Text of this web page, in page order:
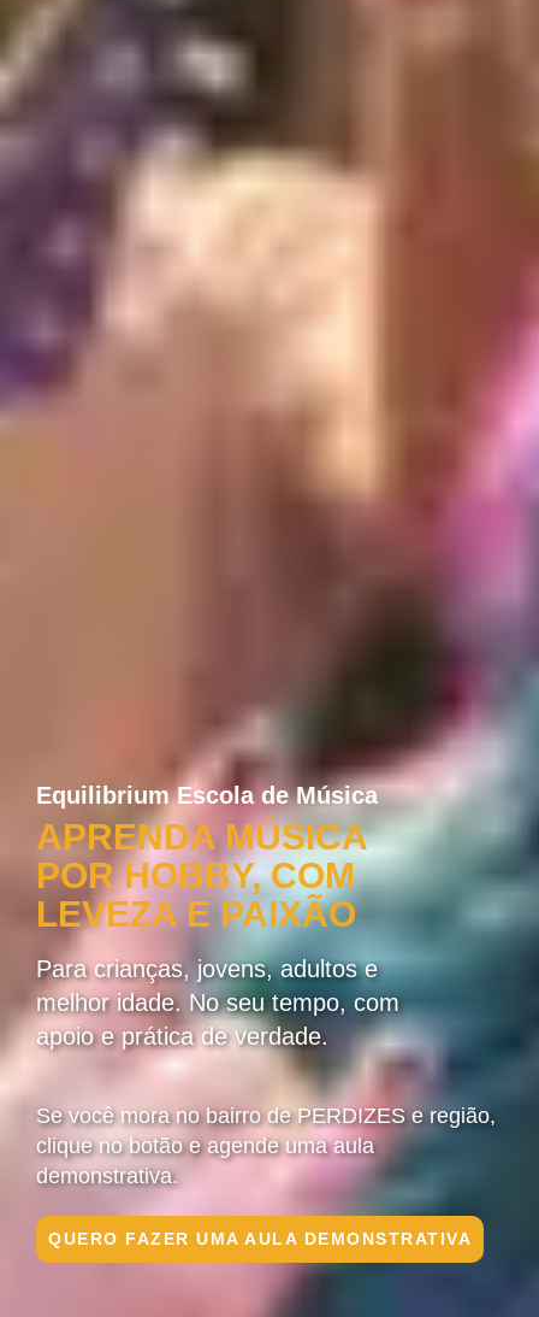
Equilibrium Escola de Música
APRENDA MÚSICA
POR HOBBY, COM
LEVEZA E PAIXÃO
Para crianças, jovens, adultos e
melhor idade. No seu tempo, com
apoio e prática de verdade.
Se você mora no bairro de PERDIZES e região,
clique no botão e agende uma aula
demonstrativa.
QUERO FAZER UMA AULA DEMONSTRATIVA